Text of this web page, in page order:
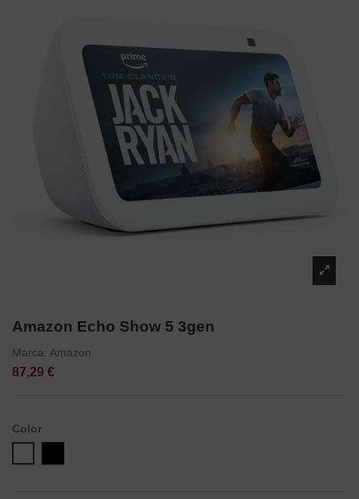
Amazon Echo Show 5 3gen
Marca: Amazon
87,29 €
Color